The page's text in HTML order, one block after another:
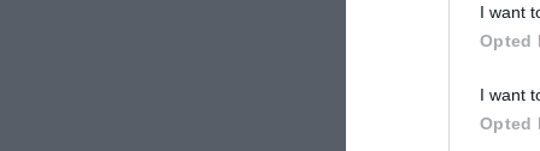
I want
Opted
I want
Opted